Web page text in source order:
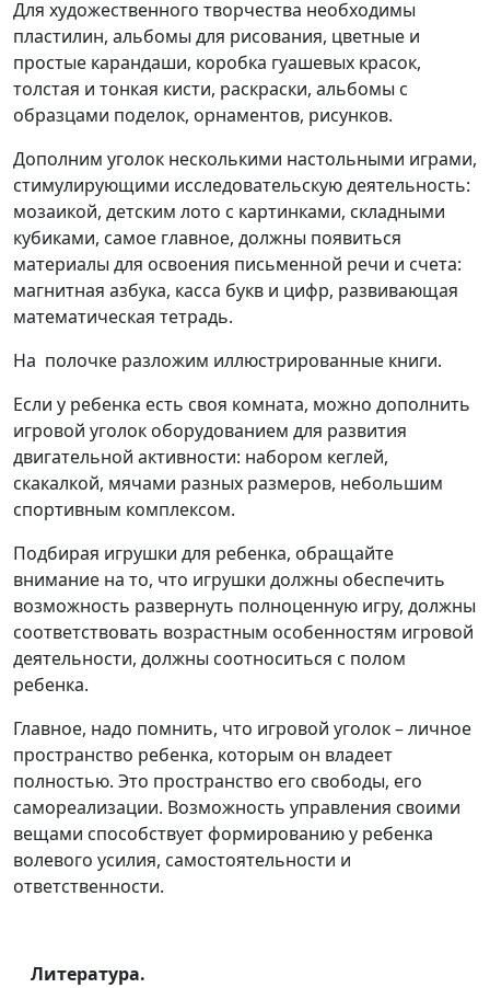
Для художественного творчества необходимы
пластилин, альбомы для рисования, цветные и
простые карандаши, коробка гуашевых красок,
толстая и тонкая кисти, раскраски, альбомы с
образцами поделок, орнаментов, рисунков.
Дополним уголок несколькими настольными играми,
стимулирующими исследовательскую деятельность:
мозаикой, детским лото с картинками, складными
кубиками, самое главное, должны появиться
материалы для освоения письменной речи и счета:
магнитная азбука, касса букв и цифр, развивающая
математическая тетрадь.
На полочке разложим иллюстрированные книги.
Если у ребенка есть своя комната, можно дополнить
игровой уголок оборудованием для развития
двигательной активности: набором кеглей,
скакалкой, мячами разных размеров, небольшим
спортивным комплексом.
Подбирая игрушки для ребенка, обращайте
внимание на то, что игрушки должны обеспечить
возможность развернуть полноценную игру, должны
соответствовать возрастным особенностям игровой
деятельности, должны соотноситься с полом
ребенка.
Главное, надо помнить, что игровой уголок – личное
пространство ребенка, которым он владеет
полностью. Это пространство его свободы, его
самореализации. Возможность управления своими
вещами способствует формированию у ребенка
волевого усилия, самостоятельности и
ответственности.
Литература.